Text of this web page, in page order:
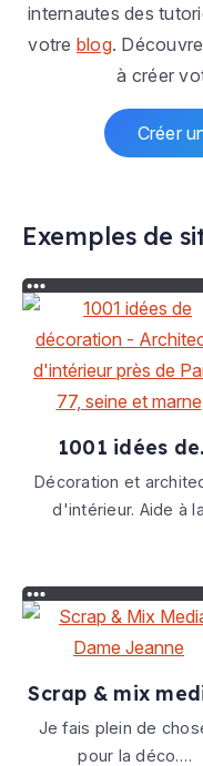
internautes des
votre blog.
à créer
Créer
Exemples de
1001 idées de
décoration -
architecte
d'intérieur près
Décoration et
d'intérieur. Aide à la
jardin ainsi que vos
aménagements
séjour, salle à
parentale
Scrap & mix
dame jeanne
Je fais plein de
pour la déco.